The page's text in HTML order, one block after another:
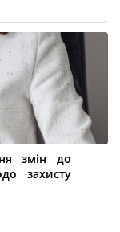
змін до
захисту